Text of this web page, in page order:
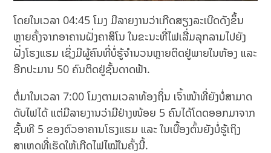
ໂດຍໃນເວລາ 04:45 ໂມງ ມີລາຍງານວ່າເກີດສຽງລະເບີດດັງຂຶ້ນ
ຫຼາຍຄັ້ງຈາກອາຄານຝັ່ງຄາສິໂນ ໃນຂະນະທີ່ໄຟເລີ່ມລຸກລາມໄປຍັງ
ຝັ່ງໂຮງແຮມ ເຊິ່ງມີຜູ້ຄົນທີ່ບໍ່ຮູ້ຈຳນວນຫຼາຍຕິດຢູ່ພາຍໃນຫ້ອງ ແລະ
ອີກປະມານ 50 ຄົນຕິດຢູ່ຊັ້ນດາດຟ້າ.
ຕໍ່ມາໃນເວລາ 7:00 ໂມງຕາມເວລາທ້ອງຖິ່ນ ເຈົ້າໜ້າທີ່ຍັງບໍ່ສາມາດ
ດັບໄຟໄດ້ ແຕ່ມີລາຍງານວ່າມີຢ່າງໜ້ອຍ 5 ຄົນໄດ້ໂດດອອກມາຈາກ
ຊັ້ນທີ 5 ຂອງຕົວອາຄານໂຮງແຮມ ແລະ ໃນເບື້ອງຕົ້ນຍັງບໍ່ຮູ້ເຖິງ
ສາເຫດທີ່ເຮັດໃຫ້ເກີດໄຟໄໝ້ໃນຄັ້ງນີ້.